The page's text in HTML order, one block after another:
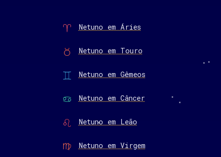
Netuno em Áries
Netuno em Touro
Netuno em Gêmeos
Netuno em Câncer
Netuno em Leão
Netuno em Virgem